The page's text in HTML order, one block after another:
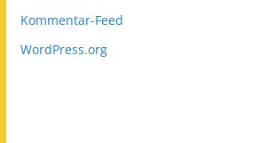
Kommentar-Feed
WordPress.org